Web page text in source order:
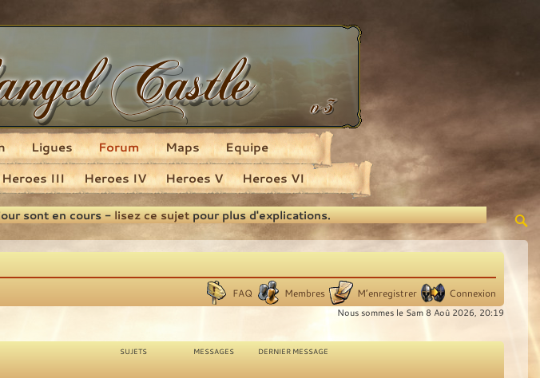
Heroes III Heroes IV Heroes V Heroes VI
Ligues Forum Maps Equipe
sont en cours -lisez ce sujetpour plus d'explications.
FAQ Membres M’enregistrer Connexion
Nous sommes le Sam 8 Aoû 2026, 20:19
SUJETS MESSAGES DERNIER MESSAGE